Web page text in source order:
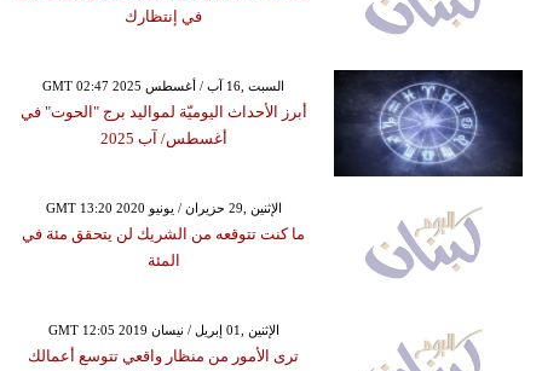
في إنتظارك
GMT 02:47 2025 السبت ,16 آب / أغسطس
أبرز الأحداث اليوميّة لمواليد برج "الحوت" في
أغسطس/ آب 2025
GMT 13:20 2020 الإثنين ,29 حزيران / يونيو
ما كنت تتوقعه من الشريك لن يتحقق مئة في
المئة
GMT 12:05 2019 الإثنين ,01 إبريل / نيسان
ترى الأمور من منظار واقعي تتوسع أعمالك